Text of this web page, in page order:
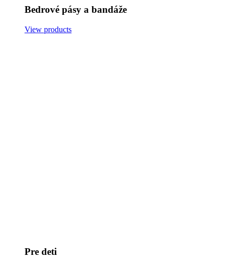
Bedrové pásy a bandáže
View products
Pre deti